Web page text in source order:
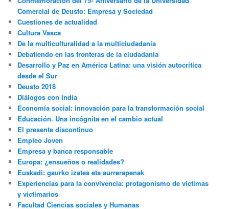
Comercial de Deusto: Empresa y Sociedad
Cuestiones de actualidad
Cultura Vasca
De la multiculturalidad a la multiciudadania
Debatiendo en las fronteras de la ciudadanía
Desarrollo y Paz en América Latina: una visión autocrítica
desde el Sur
Deusto 2018
Diálogos con India
Economía social: innovación para la transformación social
Educación. Una incógnita en el cambio actual
El presente discontinuo
Empleo Joven
Empresa y banca responsable
Europa: ¿ensueños o realidades?
Euskadi: gaurko izatea eta aurrerapenak
Experiencias para la convivencia: protagonismo de víctimas
y victimarios
Facultad Ciencias sociales y Humanas